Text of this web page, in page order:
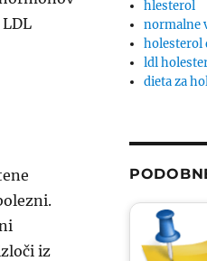
iz
hlesterol
normalne
holesterol
ldl
dieta za